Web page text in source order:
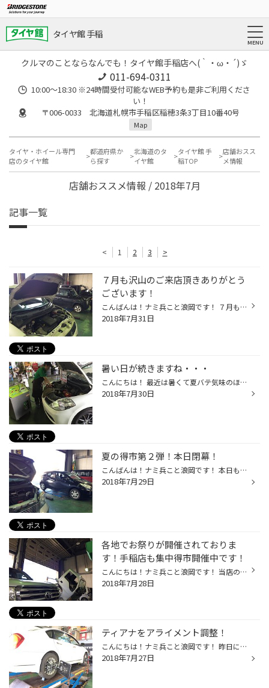
タイヤ館 手稲
クルマのことならなんでも！タイヤ館手稲店へ(｀・ω・´)ゞ
011-694-0311
10:00～18:30 ※24時間受付可能なWEB予約も是非ご利用くださ
い！
〒006-0033 北海道札幌市手稲区稲穂3条3丁目10番40号
Map
タイヤ・ホイール専門
店のタイヤ館
都道府県か
ら探す
北海道のタ
イヤ館
タイヤ館 手
稲TOP
店舗おスス
メ情報
店舗おススメ情報 / 2018年7月
記事一覧
< 1 2 3 >
７月も沢山のご来店頂きありがとう
ございます！
こんばんは！ナミ兵こと浪岡です！ ７月もご来店頂きありがとうございます！ 後半は暑い日が続き、 エアコンガスの補充でのご来店が急増しました！ 本日もガス補充でご来店ありました（汗 今月１箱（30個）取ったばかりなのですが・・・ すでに残り６個！！！！！！！！！！！ また、取らないと在庫...
2018年7月31日
暑い日が続きますね・・・
こんにちは！ 最近は暑くて夏バテ気味のほっし～です 夏といえば・・・ やっぱり海ですよね！！！！ 札幌近郊なら小樽や余市などに行かれる方も多いかと思いますが お出かけの前にお車のメンテナンスはされてますか？ 人の体調管理も大事ですが車もきちんとメンテナンスをしてあげないと 外出先での...
2018年7月30日
夏の得市第２弾！本日閉幕！
こんばんは！ナミ兵こと浪岡です！ 本日も沢山のご来店ありがとうございました！ 16：30までビッシリ入庫の手稲店でしたよ♪ オイル交換とご一緒にワイパーのご購入も♪ 他にも、この暑さなのでエアコンガスの補充も多くありました！ あと、今日は集中得市最終日と言う事もあり 駆け込みでタイヤのご...
2018年7月29日
各地でお祭りが開催されておりま
す！手稲店も集中得市開催中です！
こんにちは！ナミ兵こと浪岡です！ 当店の近郊の小樽では潮まつりが開催しております！ 昨日は豊平川の花火大会が開催され夏のお祭りモード一色になっています！ 当店もお祭りではありませんが 集中得市を明日まで開催しております！ 是非当店の前を通られた方はお気軽にお立ち寄りください♪ その関...
2018年7月28日
ティアナをアライメント調整！
こんにちは！ナミ兵こと浪岡です！ 昨日に引き続いて30℃超え！（気象庁HPデータより） 本日はアライメント調整をさせて頂いております！ 測定してみると、結構ずれていました～。 そこを保科スタッフが暑い中、調整中です！ 走行距離、年式によっては基準値まで戻りづらいのですが こちらのお車は基...
2018年7月27日